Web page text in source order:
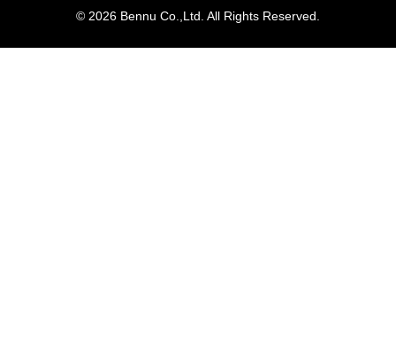
© 2026 Bennu Co.,Ltd. All Rights Reserved.